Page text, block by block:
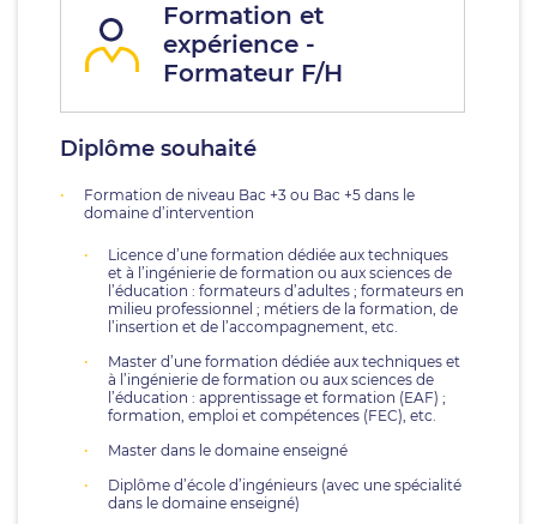
Formation et
expérience -
Formateur F/H
Diplôme souhaité
Formation de niveau Bac +3 ou Bac +5 dans le
domaine d’intervention
Licence d’une formation dédiée aux techniques
et à l’ingénierie de formation ou aux sciences de
l’éducation : formateurs d’adultes ; formateurs en
milieu professionnel ; métiers de la formation, de
l’insertion et de l’accompagnement, etc.
Master d’une formation dédiée aux techniques et
à l’ingénierie de formation ou aux sciences de
l’éducation : apprentissage et formation (EAF) ;
formation, emploi et compétences (FEC), etc.
Master dans le domaine enseigné
Diplôme d’école d’ingénieurs (avec une spécialité
dans le domaine enseigné)